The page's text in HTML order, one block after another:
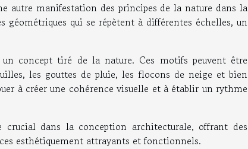
autre manifestation des principes de la nature dans la
qui se répètent à différentes échelles, un
concept tiré de la nature. Ces motifs peuvent être
les gouttes de pluie, les flocons de neige et bien
à créer une cohérence visuelle et à établir un rythme
dans la conception architecturale, offrant des
esthétiquement attrayants et fonctionnels.